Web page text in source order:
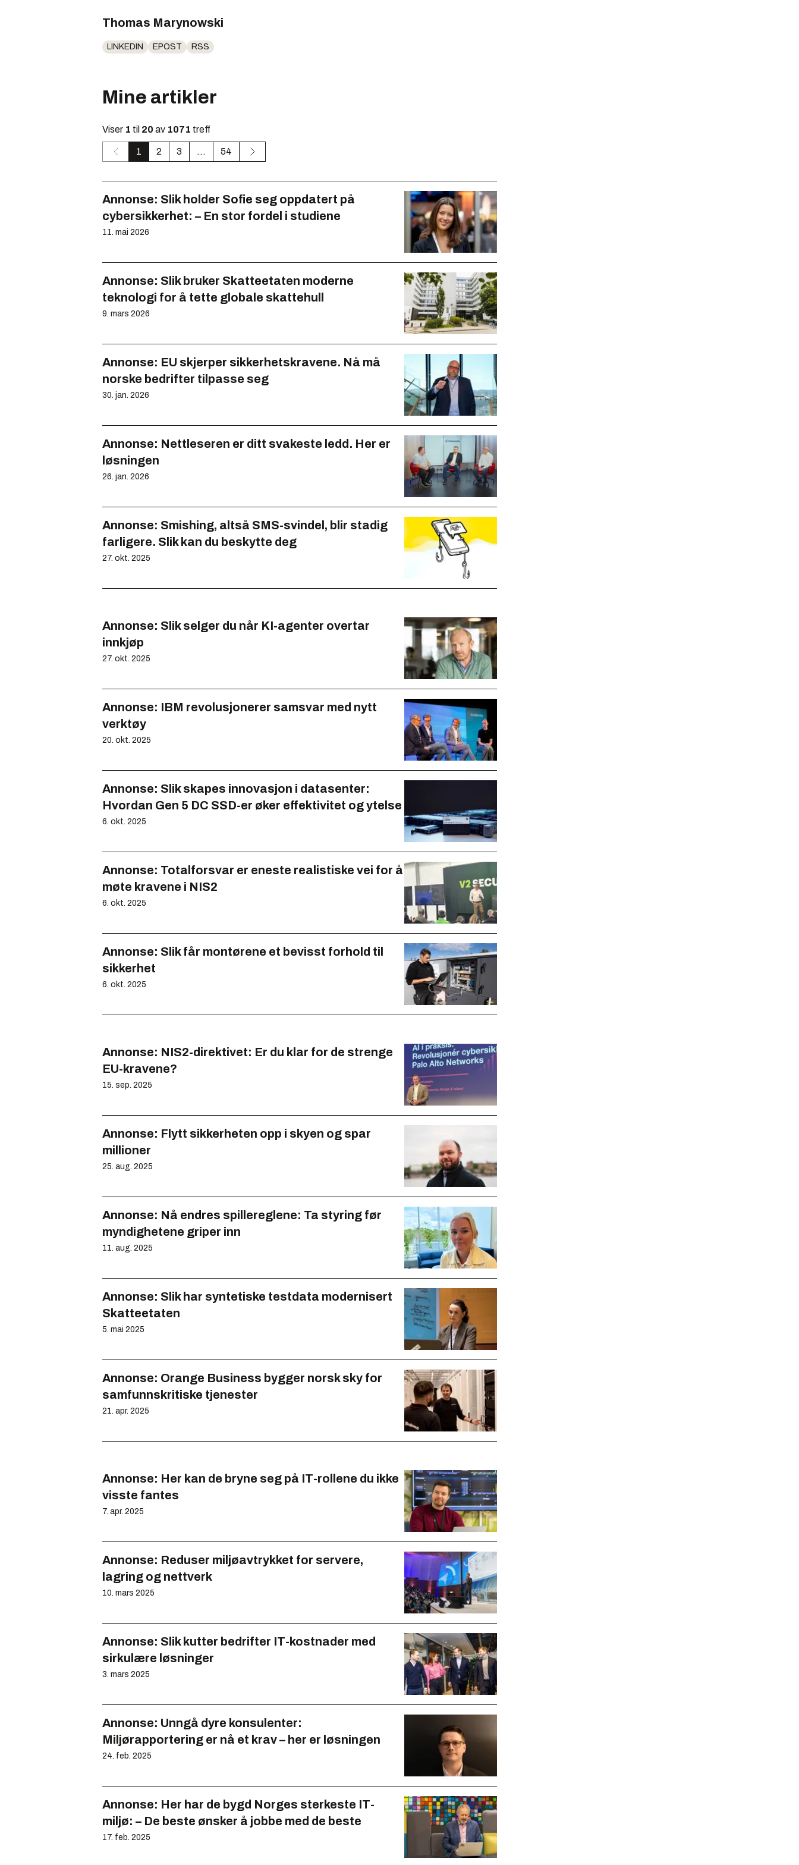
Thomas Marynowski
LINKEDIN EPOST RSS
Mine artikler
Viser 1 til 20 av 1071 treff
1 2 3 ... 54
Annonse: Slik holder Sofie seg oppdatert på
cybersikkerhet: – En stor fordel i studiene
11. mai 2026
Annonse: Slik bruker Skatteetaten moderne
teknologi for å tette globale skattehull
9. mars 2026
Annonse: EU skjerper sikkerhetskravene. Nå må
norske bedrifter tilpasse seg
30. jan. 2026
Annonse: Nettleseren er ditt svakeste ledd. Her er
løsningen
26. jan. 2026
Annonse: Smishing, altså SMS-svindel, blir stadig
farligere. Slik kan du beskytte deg
27. okt. 2025
Annonse: Slik selger du når KI-agenter overtar
innkjøp
27. okt. 2025
Annonse: IBM revolusjonerer samsvar med nytt
verktøy
20. okt. 2025
Annonse: Slik skapes innovasjon i datasenter:
Hvordan Gen 5 DC SSD-er øker effektivitet og ytelse
6. okt. 2025
Annonse: Totalforsvar er eneste realistiske vei for å
møte kravene i NIS2
6. okt. 2025
Annonse: Slik får montørene et bevisst forhold til
sikkerhet
6. okt. 2025
Annonse: NIS2-direktivet: Er du klar for de strenge
EU-kravene?
15. sep. 2025
Annonse: Flytt sikkerheten opp i skyen og spar
millioner
25. aug. 2025
Annonse: Nå endres spillereglene: Ta styring før
myndighetene griper inn
11. aug. 2025
Annonse: Slik har syntetiske testdata modernisert
Skatteetaten
5. mai 2025
Annonse: Orange Business bygger norsk sky for
samfunnskritiske tjenester
21. apr. 2025
Annonse: Her kan de bryne seg på IT-rollene du ikke
visste fantes
7. apr. 2025
Annonse: Reduser miljøavtrykket for servere,
lagring og nettverk
10. mars 2025
Annonse: Slik kutter bedrifter IT-kostnader med
sirkulære løsninger
3. mars 2025
Annonse: Unngå dyre konsulenter:
Miljørapportering er nå et krav – her er løsningen
24. feb. 2025
Annonse: Her har de bygd Norges sterkeste IT-
miljø: – De beste ønsker å jobbe med de beste
17. feb. 2025